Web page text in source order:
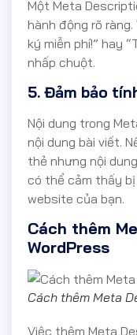
Một Meta
hành động rõ ràng.
ký miễn phí!” hay
nhấp chuột.
5. Đảm bảo
Nội dung trong
nội dung bài viết.
thẻ nhưng nội
có thể cảm thấy bị
website của bạn.
Cách thêm
WordPress
Cách thêm Meta
Việc thêm Meta